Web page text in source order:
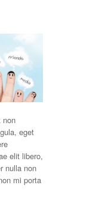
non
eget
elit libero,
nulla non
mi porta